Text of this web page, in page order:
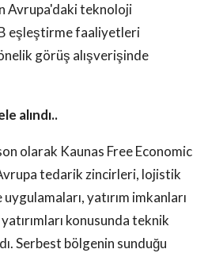
Avrupa'daki teknoloji
eşleştirme faaliyetleri
görüş alışverişinde
alındı..
olarak Kaunas Free Economic
tedarik zincirleri, lojistik
yatırım imkanları
konusunda teknik
Serbest bölgenin sunduğu